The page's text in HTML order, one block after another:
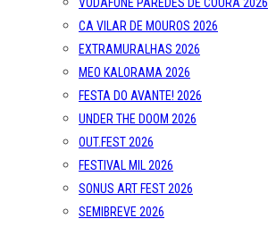
CA VILAR DE MOUROS 2026
EXTRAMURALHAS 2026
MEO KALORAMA 2026
FESTA DO AVANTE! 2026
UNDER THE DOOM 2026
OUT.FEST 2026
FESTIVAL MIL 2026
SONUS ART FEST 2026
SEMIBREVE 2026